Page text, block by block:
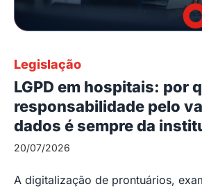
Legislação
LGPD em hospitais: por
responsabilidade pelo
dados é sempre da
20/07/2026
A digitalização de prontuários,